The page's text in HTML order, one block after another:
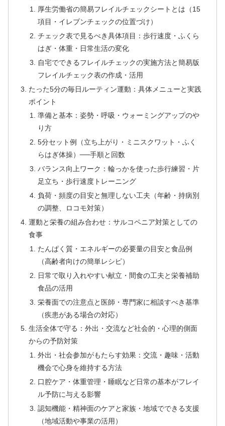
厚生労働省の簡易フレイルチェックシートとは（15
項目・イレブンチェックの位置づけ）
チェック表で見るべき具体項目：歩行速度・ふくら
はぎ・体重・日常生活の変化
自宅でできるフレイルチェックの実施方法と簡易版
フレイルチェック表の作成・活用
たった5分の毎日ルーティン運動：具体メニューと実践
ポイント
準備と基本：姿勢・呼吸・ウォーミングアップのや
り方
5分セット例（立ち上がり・ミニスクワット・ふく
らはぎ体操）──手順と回数
バランス向上ワーク：輪っかを使った歩行練習・片
足立ち・歩行速度トレーニング
負荷・頻度の目安と無理しない工夫（年齢・持病別
の調整、ロコモ対策）
運動と栄養の組み合わせ：サルコペニア対策としての
食事
たんぱく質・エネルギーの必要量の目安と食品例
（高齢者向けの簡単レシピ）
日常で取り入れやすい献立・間食の工夫と栄養補助
食品の活用
栄養面での注意点と医師・専門家に相談すべき基準
（疾患がある場合の対応）
生活全体で守る：外出・交流など社会的・心理的側面
からの予防対策
外出・社会参加がもたらす効果：交流・趣味・活動
機会で心身を維持する方法
口腔ケア・体重管理・睡眠など日常の基本がフレイ
ル予防に与える影響
認知機能・精神面のケアと家族・地域でできる支援
（地域活動や事業の活用）